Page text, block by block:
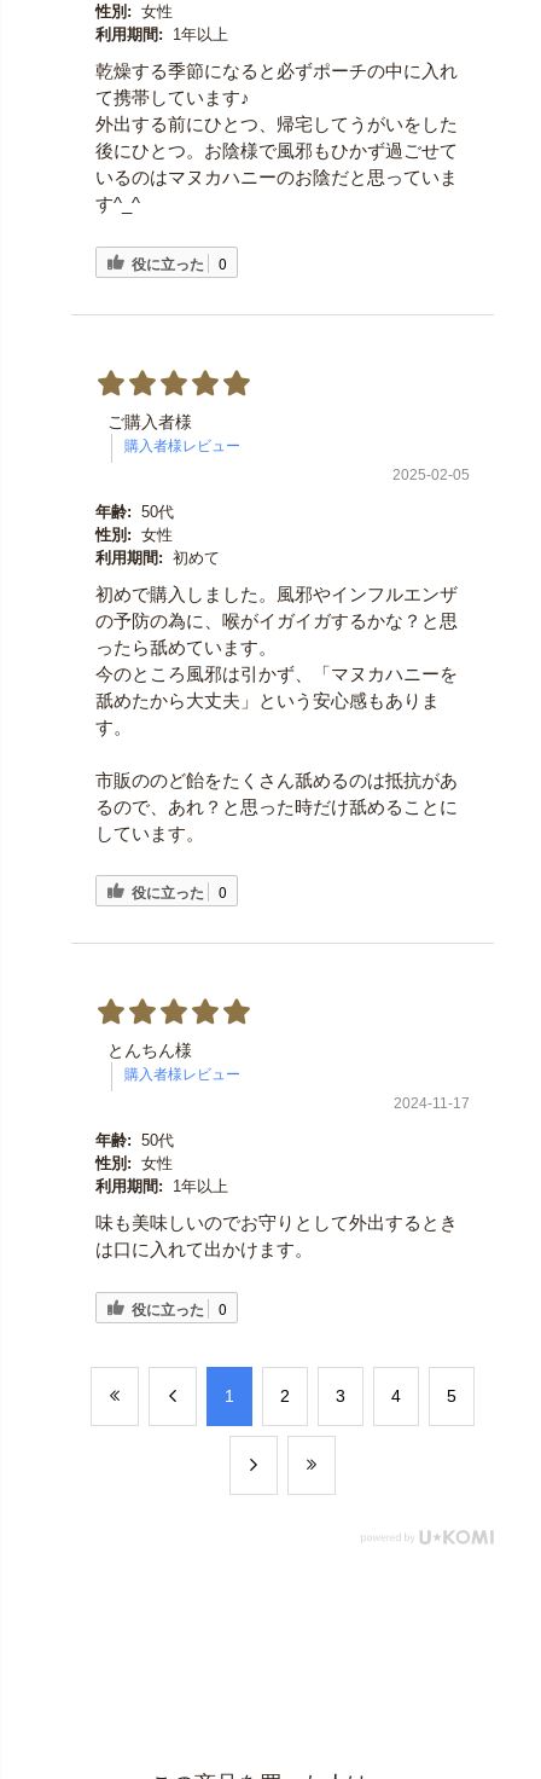
性別: 女性
利用期間:
1年以上
乾燥する季節になると必ずポーチの中に入れ
て携帯しています♪
外出する前にひとつ、帰宅してうがいをした
後にひとつ。お陰様で風邪もひかず過ごせて
いるのはマヌカハニーのお陰だと思っていま
す^_^
役に立った 0
ご購入者様
2025-02-05
年齢: 50代
性別: 女性
利用期間: 初めて
初めで購入しました。風邪やインフルエンザ
の予防の為に、喉がイガイガするかな？と思
ったら舐めています。
今のところ風邪は引かず、「マヌカハニーを
舐めたから大丈夫」という安心感もありま
す。
市販ののど飴をたくさん舐めるのは抵抗があ
るので、あれ？と思った時だけ舐めることに
しています。
役に立った 0
とんちん様
2024-11-17
年齢: 50代
性別: 女性
利用期間:
1年以上
味も美味しいのでお守りとして外出するとき
は口に入れて出かけます。
役に立った 0
​1 ​2 ​3 ​4 ​5